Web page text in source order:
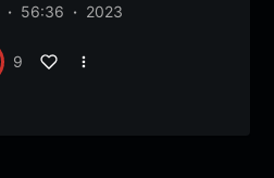
56:36 2023
9